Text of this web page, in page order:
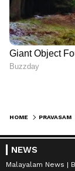
HOME PRAVASAM
NEWS
Malayalam News